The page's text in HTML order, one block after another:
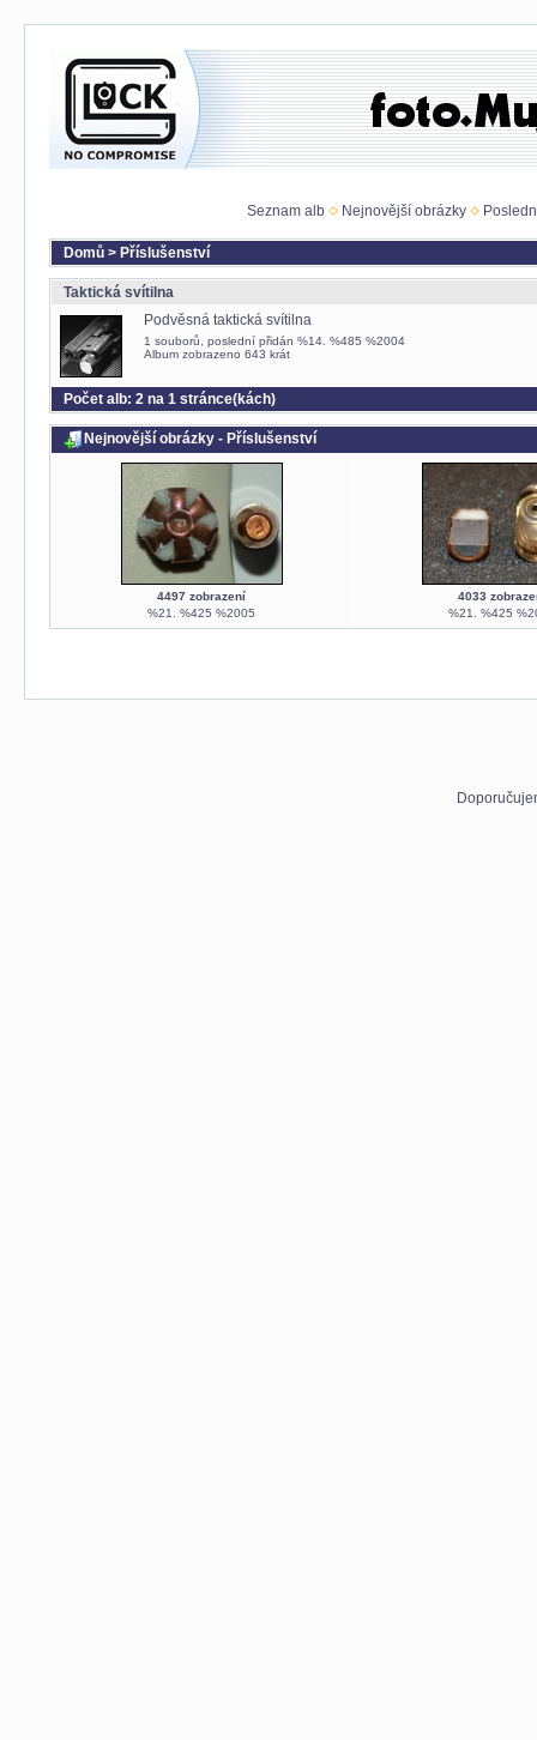
Seznam alb Nejnovější obrázky
Domů > Příslušenství
Taktická svítilna
Podvěsná taktická svítilna
1 souborů, poslední přidán %14. %485 %2004
Album zobrazeno 643 krát
Počet alb: 2 na 1 stránce(kách)
Nejnovější obrázky - Příslušenství
4497 zobrazení
%21. %425 %2005
4033
%21. %425